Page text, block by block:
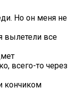
Но он меня не
вылетели все
всего-то через
кончиком